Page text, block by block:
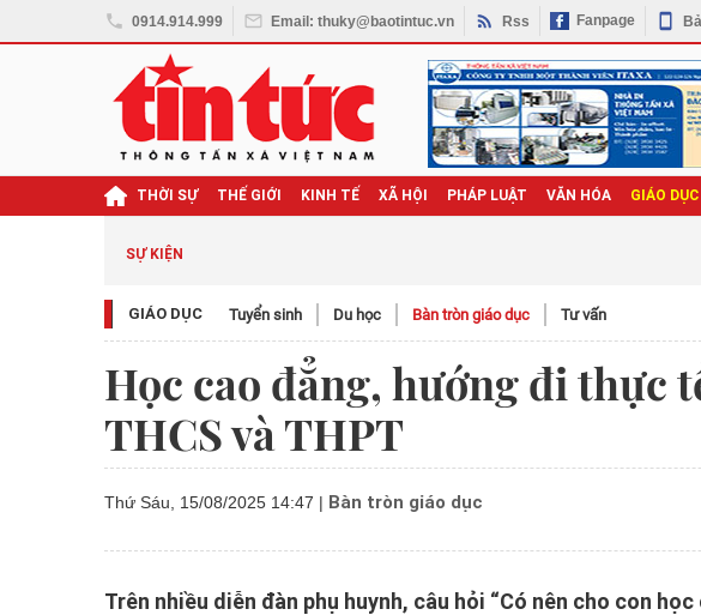
0914.914.999 Email: thuky@baotintuc.vn Rss Fanpage
THỜI SỰ THẾ GIỚI KINH TẾ XÃ HỘI PHÁP LUẬT VĂN HÓA GIÁO DỤC
SỰ KIỆN
GIÁO DỤC Tuyển sinh Du học Bàn tròn giáo dục Tư vấn
Học cao đẳng, hướng đi thực
THCS và THPT
Thứ Sáu, 15/08/2025 14:47 | Bàn tròn giáo dục
Trên nhiều diễn đàn phụ huynh, câu hỏi “Có nên cho con